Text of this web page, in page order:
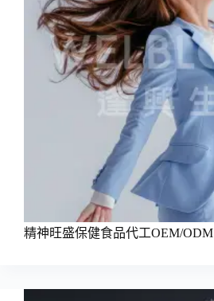
精神旺盛保健食品代工OEM/ODM